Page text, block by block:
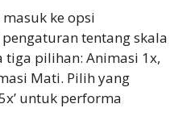
ke opsi
tentang skala
tiga pilihan: Animasi 1x,
Mati. Pilih yang
untuk performa